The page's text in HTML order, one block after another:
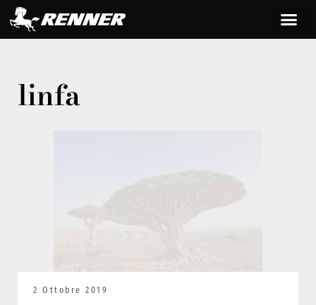
linfa
2 Ottobre 2019